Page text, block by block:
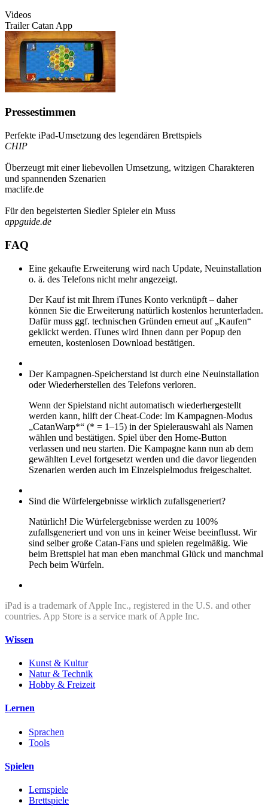
Videos
Trailer Catan App
Pressestimmen
Perfekte iPad-Umsetzung des legendären Brettspiels
CHIP
Überzeugt mit einer liebevollen Umsetzung, witzigen Charakteren
und spannenden Szenarien
maclife.de
Für den begeisterten Siedler Spieler ein Muss
appguide.de
FAQ
Eine gekaufte Erweiterung wird nach Update, Neuinstallation
o. ä. des Telefons nicht mehr angezeigt.
Der Kauf ist mit Ihrem iTunes Konto verknüpft – daher
können Sie die Erweiterung natürlich kostenlos herunterladen.
Dafür muss ggf. technischen Gründen erneut auf „Kaufen“
geklickt werden. iTunes wird Ihnen dann per Popup den
erneuten, kostenlosen Download bestätigen.
Der Kampagnen-Speicherstand ist durch eine Neuinstallation
oder Wiederherstellen des Telefons verloren.
Wenn der Spielstand nicht automatisch wiederhergestellt
werden kann, hilft der Cheat-Code: Im Kampagnen-Modus
„CatanWarp*“ (* = 1–15) in der Spielerauswahl als Namen
wählen und bestätigen. Spiel über den Home-Button
verlassen und neu starten. Die Kampagne kann nun ab dem
gewählten Level fortgesetzt werden und die davor liegenden
Szenarien werden auch im Einzelspielmodus freigeschaltet.
Sind die Würfelergebnisse wirklich zufallsgeneriert?
Natürlich! Die Würfelergebnisse werden zu 100%
zufallsgeneriert und von uns in keiner Weise beeinflusst. Wir
sind selber große Catan-Fans und spielen regelmäßig. Wie
beim Brettspiel hat man eben manchmal Glück und manchmal
Pech beim Würfeln.
iPad is a trademark of Apple Inc., registered in the U.S. and other
countries. App Store is a service mark of Apple Inc.
Wissen
Kunst & Kultur
Natur & Technik
Hobby & Freizeit
Lernen
Sprachen
Tools
Spielen
Lernspiele
Brettspiele